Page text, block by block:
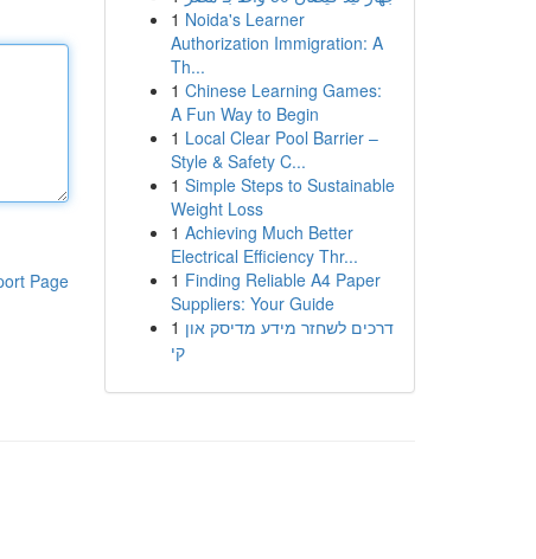
Page
1 Noida's Learner
Authorization Immigration: A
Th...
1 Chinese Learning Games:
A Fun Way to Begin
1 Local Clear Pool Barrier –
Style & Safety C...
1 Simple Steps to Sustainable
Weight Loss
1 Achieving Much Better
Electrical Efficiency Thr...
1 Finding Reliable A4 Paper
Suppliers: Your Guide
1 דרכים לשחזר מידע מדיסק און
קי